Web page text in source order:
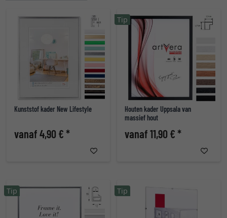
Kunststof kader New Lifestyle
vanaf 4,90 € *
Houten kader Uppsala van
massief hout
vanaf 11,90 € *
Tip
Tip Tip